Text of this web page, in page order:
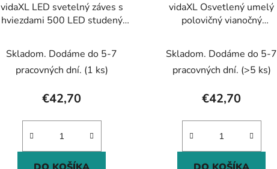
vidaXL LED svetelný záves s
hviezdami 500 LED studený
Skladom. Dodáme do 5-7
pracovných dní. (1 ks)
€42,70
vidaXL Osvetlený umelý
polovičný vianočný
Skladom. Dodáme do 5-7
pracovných dní. (>5 ks)
€42,70